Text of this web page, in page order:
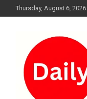
to
Thursday, August 6, 2026